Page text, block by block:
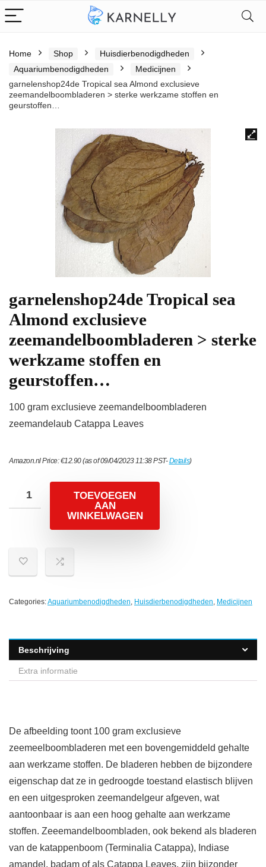
Home Shop
Huisdierbenodigdheden
Aquariumbenodigdheden
Medicijnen
garnelenshop24de Tropical sea Almond exclusieve
zeemandelboombladeren > sterke werkzame stoffen en
geurstoffen…
garnelenshop24de Tropical sea
Almond exclusieve
zeemandelboombladeren > sterke
werkzame stoffen en
geurstoffen…
100 gram exclusieve zeemandelboombladeren
zeemandelaub Catappa Leaves
Amazon.nl Price:€12.90(as of 09/04/2023 11:38 PST-Details)
TOEVOEGEN
AAN
WINKELWAGEN
Categories:Aquariumbenodigdheden, Huisdierbenodigdheden, Medicijnen
Beschrijving
Extra informatie
De afbeelding toont 100 gram exclusieve
zeemeelboombladeren met een bovengemiddeld gehalte
aan werkzame stoffen. De bladeren hebben de bijzondere
eigenschap dat ze in gedroogde toestand elastisch blijven
en een uitgesproken zeemandelgeur afgeven, wat
aantoonbaar is aan een hoog gehalte aan werkzame
stoffen. Zeeemandelboombladen, ook bekend als bladeren
van de katappenboom (Terminalia Catappa), Indiase
amandel, badam of als Catappa Leaves, zijn bijzonder